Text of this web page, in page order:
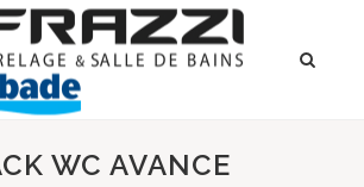
WC AVANCE